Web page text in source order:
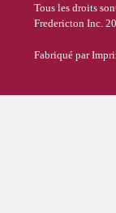
Tous les droits
Fredericton Inc.
Fabriqué par